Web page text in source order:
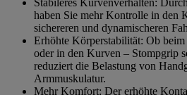
Stabileres Kurvenverhalten:
haben Sie mehr Kontrolle in den
sichereren und dynamischeren
Erhöhte Körperstabilität: Ob
oder in den Kurven – Stompgrip
reduziert die Belastung von
Armmuskulatur.
Mehr Komfort: Der erhöhte